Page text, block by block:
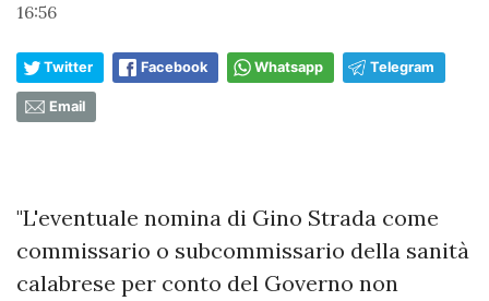
16:56
Twitter Facebook Whatsapp Telegram
Email
"L'eventuale nomina di Gino Strada come
commissario o subcommissario della sanità
calabrese per conto del Governo non